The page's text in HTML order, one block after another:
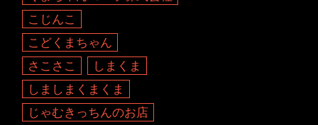
こじんこ
こどくまちゃん
さこさこ
しまくま
しましまくまくま
じゃむきっちんのお店